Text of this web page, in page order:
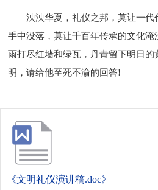
泱泱华夏，礼仪之邦，莫让一
手中没落，莫让千百年传承的文化
雨打尽红墙和绿瓦，丹青留下明日的
明，请给他至死不渝的回答!
《文明礼仪演讲稿.doc》